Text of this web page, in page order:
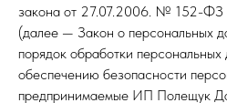
закона от 27.07.2006. № 152-ФЗ
(далее — Закон о персональных
порядок обработки
обеспечению безопасности
предпринимаемые ИП Полещук